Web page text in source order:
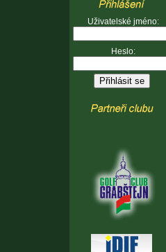
Uživatelské jméno:
Heslo: